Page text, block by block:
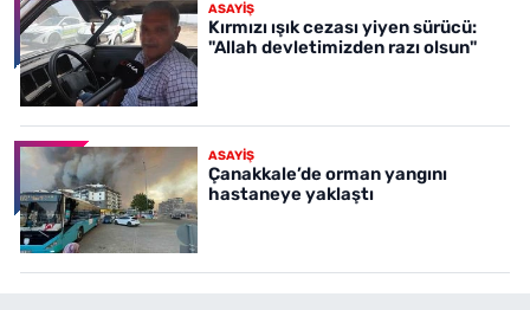
ASAYİŞ
Kırmızı ışık cezası yiyen sürücü:
"Allah devletimizden razı olsun"
ASAYİŞ
Çanakkale’de orman yangını
hastaneye yaklaştı